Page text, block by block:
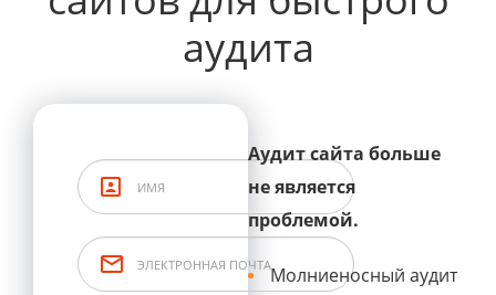
аудита
Аудит сайта больше
не является
проблемой.
Молниеносный аудит